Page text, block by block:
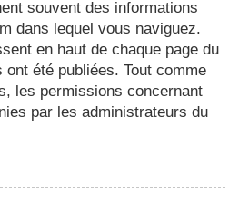
souvent des informations
dans lequel vous naviguez.
en haut de chaque page du
été publiées. Tout comme
les permissions concernant
par les administrateurs du